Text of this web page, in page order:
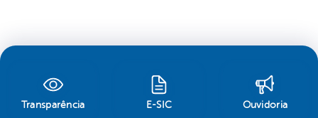
Transparência E-SIC Ouvidoria